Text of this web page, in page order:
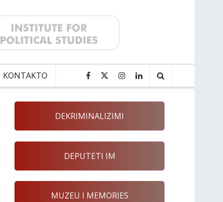
KONTAKTO
DEKRIMINALIZIMI
DEPUTETI IM
MUZEU I MEMORIES